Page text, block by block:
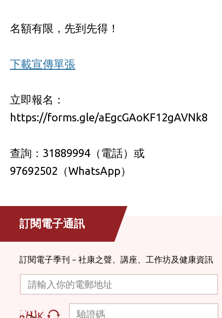
名額有限，先到先得！
下載宣傳單張
立即報名：
https://forms.gle/aEgcGAoKF12gAVNk8
查詢：31889994（電話）或
97692502（WhatsApp）
訂閱電子通訊
訂閱電子季刊－社康之聲、講座、工作坊及健康資訊
請輸入你的電郵地址
驗證碼